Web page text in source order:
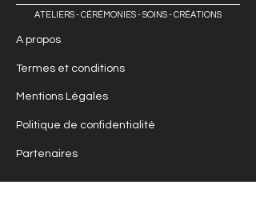
ATELIERS - CÉRÉMONIES - SOINS - CRÉATIONS
A propos
Termes et conditions
Mentions Légales
Politique de confidentialité
Partenaires